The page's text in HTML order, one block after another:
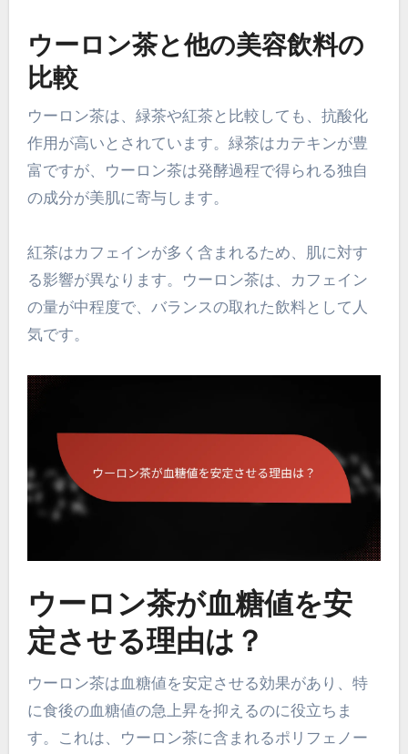
ウーロン茶と他の美容飲料の
比較
ウーロン茶は、緑茶や紅茶と比較しても、抗酸化
作用が高いとされています。緑茶はカテキンが豊
富ですが、ウーロン茶は発酵過程で得られる独自
の成分が美肌に寄与します。
紅茶はカフェインが多く含まれるため、肌に対す
る影響が異なります。ウーロン茶は、カフェイン
の量が中程度で、バランスの取れた飲料として人
気です。
ウーロン茶が血糖値を安
定させる理由は？
ウーロン茶は血糖値を安定させる効果があり、特
に食後の血糖値の急上昇を抑えるのに役立ちま
す。これは、ウーロン茶に含まれるポリフェノー